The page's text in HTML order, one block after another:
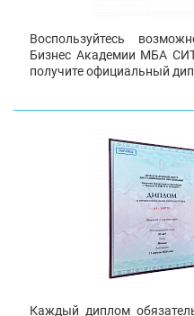
Воспользуйтесь
Бизнес Академии МБА
получите официальный
Каждый диплом